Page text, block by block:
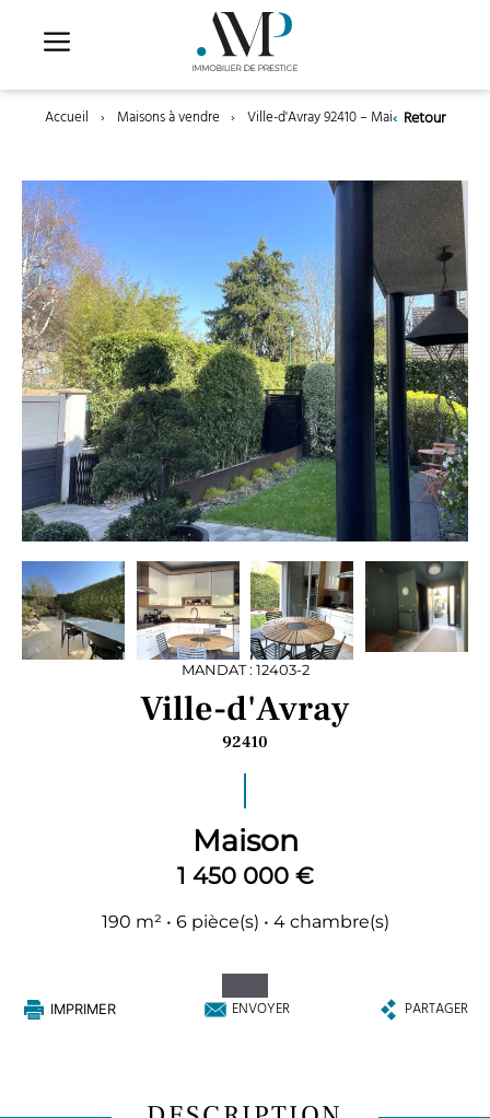
contenu
Accueil › Maisons à vendre › Ville-d'Avray 92410 – Maison
‹ Retour
MANDAT : 12403-2
Ville-d'Avray
92410
Maison
1 450 000 €
190 m² • 6 pièce(s) • 4 chambre(s)
IMPRIMER ENVOYER PARTAGER